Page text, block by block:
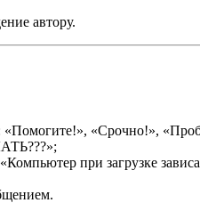
автору.
«Помогите!», «Срочно!»,
при загрузке